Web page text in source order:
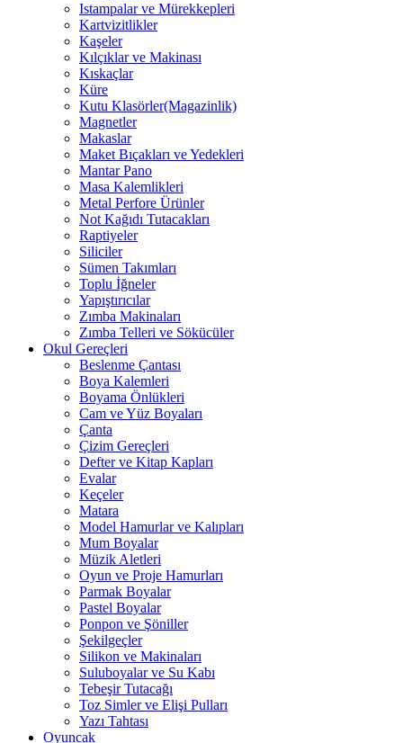
Istampalar ve Mürekkepleri
Kartvizitlikler
Kaşeler
Kılçıklar ve Makinası
Kıskaçlar
Küre
Kutu Klasörler(Magazinlik)
Magnetler
Makaslar
Maket Bıçakları ve Yedekleri
Mantar Pano
Masa Kalemlikleri
Metal Perfore Ürünler
Not Kağıdı Tutacakları
Raptiyeler
Siliciler
Sümen Takımları
Toplu İğneler
Yapıştırıcılar
Zımba Makinaları
Zımba Telleri ve Sökücüler
Okul Gereçleri
Beslenme Çantası
Boya Kalemleri
Boyama Önlükleri
Cam ve Yüz Boyaları
Çanta
Çizim Gereçleri
Defter ve Kitap Kapları
Evalar
Keçeler
Matara
Model Hamurlar ve Kalıpları
Mum Boyalar
Müzik Aletleri
Oyun ve Proje Hamurları
Parmak Boyalar
Pastel Boyalar
Ponpon ve Şöniller
Şekilgeçler
Silikon ve Makinaları
Suluboyalar ve Su Kabı
Tebeşir Tutacağı
Toz Simler ve Elişi Pulları
Yazı Tahtası
Oyuncak